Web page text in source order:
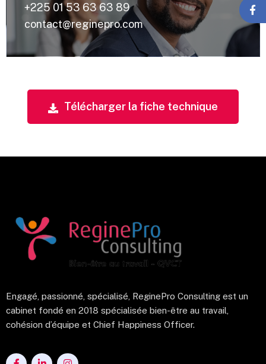
+225 01 53 63 63 89
contact@reginepro.com
Télécharger la fiche technique
Engagé, passionné, spécialisé, ReginePro Consulting est un
cabinet fondé en 2018 spécialisée bien-être au travail,
cohésion d’équipe et Chief Happiness Officer.